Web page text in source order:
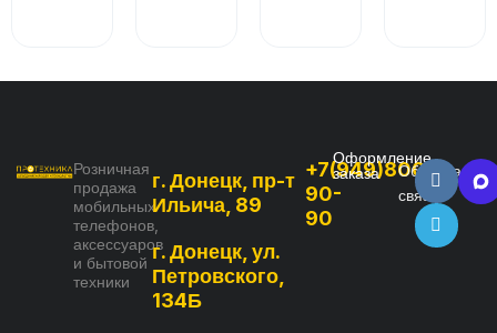
Розничная
продажа
мобильных
телефонов,
аксессуаров
и бытовой
техники
г. Донецк, пр-т
Ильича, 89
г. Донецк, ул.
Петровского,
134Б
+7(949)800-
90-
90
Оформление
заказа
Обратная
связь